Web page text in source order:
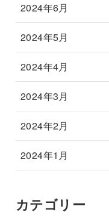
2024年6月
2024年5月
2024年4月
2024年3月
2024年2月
2024年1月
カテゴリー